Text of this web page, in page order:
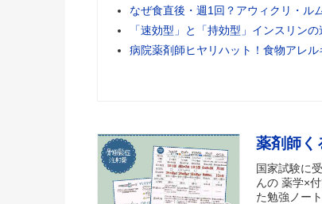
なぜ食直後・週1回？アウィクリ・ル
「速効型」と「持効型」インスリン
病院薬剤師ヒヤリハット！食物アレ
薬剤師く
国家試験に
んの 薬学×
た勉強ノー